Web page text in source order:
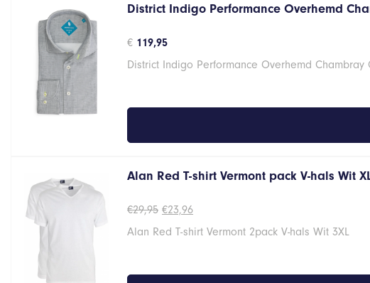
District Indigo Performance Overhemd
€ 119,95
District Indigo Performance Overhemd Chambray
Alan Red T-shirt Vermont pack V-hals Wit
€29,95 Oorspronkelijke
was:
€23,96Huidige
is:
Alan Red T-shirt Vermont 2pack V-hals Wit 3XL